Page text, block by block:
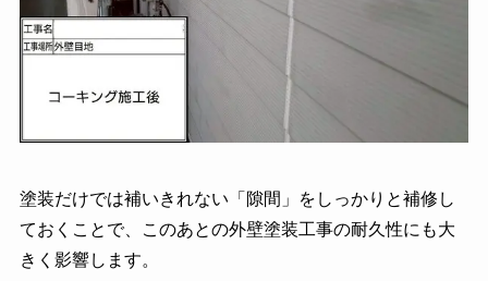
塗装だけでは補いきれない「隙間」をしっかりと補修し
ておくことで、このあとの外壁塗装工事の耐久性にも大
きく影響します。